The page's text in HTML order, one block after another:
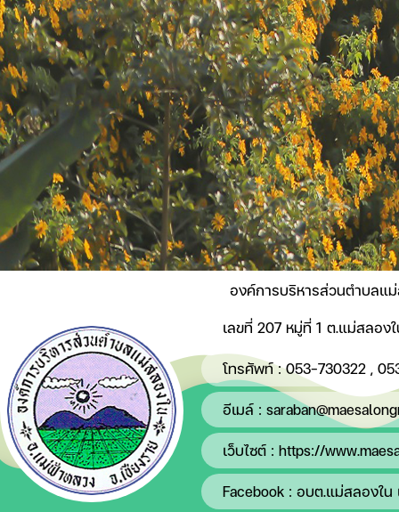
องค์การบริหารส่วนตำบลแ
เลขที่ 207 หมู่ที่ 1 ต.แม่สลอง
โทรศัพท์ :053-730322 ,
อีเมล์ :
เว็บไซต์ : https://
Facebook : อบต.แม่สลองใน